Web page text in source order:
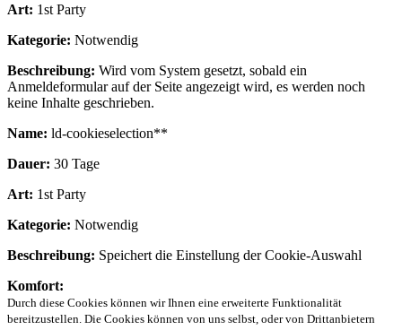
Art: 1st Party
Kategorie: Notwendig
Beschreibung: Wird vom System gesetzt, sobald ein
Anmeldeformular auf der Seite angezeigt wird, es werden noch
keine Inhalte geschrieben.
Name: ld-cookieselection**
Dauer: 30 Tage
Art: 1st Party
Kategorie: Notwendig
Beschreibung: Speichert die Einstellung der Cookie-Auswahl
Komfort:
Durch diese Cookies können wir Ihnen eine erweiterte Funktionalität
bereitzustellen. Die Cookies können von uns selbst, oder von Drittanbietern